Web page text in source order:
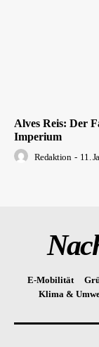
Alves Reis: Der
Imperium
Redaktion - 11.
E-Mobilität
Klima &